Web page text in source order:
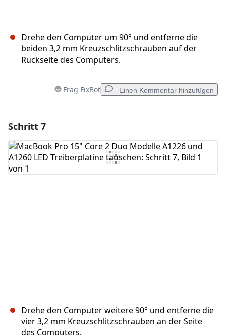
Drehe den Computer um 90° und entferne die
beiden 3,2 mm Kreuzschlitzschrauben auf der
Rückseite des Computers.
Frag FixBot Einen Kommentar hinzufügen
Kommentar hinzufügen
Schritt 7
Drehe den Computer weitere 90° und entferne die
vier 3,2 mm Kreuzschlitzschrauben an der Seite
des Computers.